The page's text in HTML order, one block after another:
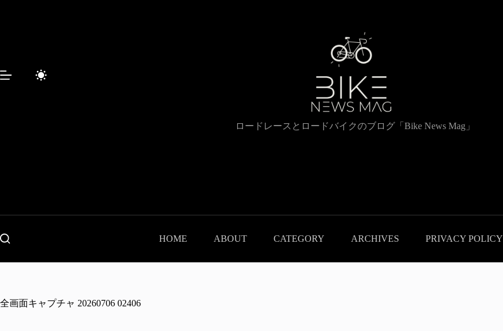
ス
ロードレースとロードバイクのブログ「Bike News Mag」
HOME ABOUT CATEGORY ARCHIVES PRIVACY POLICY
全画面キャプチャ 20260706 02406